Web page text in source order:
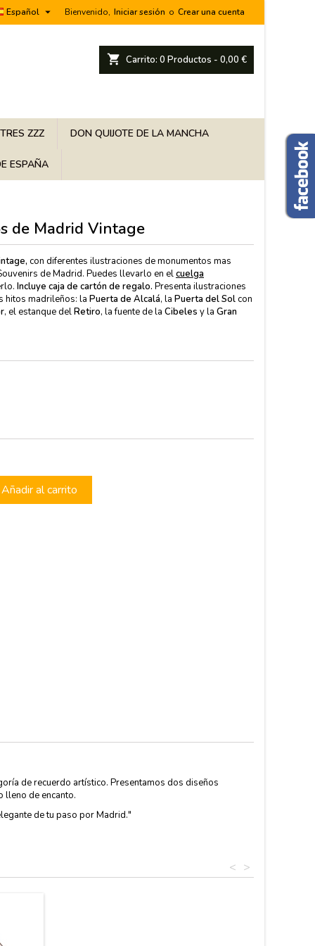
Bienvenido, Iniciar sesión o Crear una cuenta
Español 
shopping_cart Carrito: 0 Productos - 0,00 €
ZZZ DON QUIJOTE DE LA MANCHA
ESPAÑA
de Madrid Vintage
con diferentes ilustraciones de monumentos mas
de Madrid. Puedes llevarlo en elcuelga
Incluye caja de cartón de regalo. Presenta ilustraciones
hitos madrileños: la Puerta de Alcalá, la Puerta del Solcon
, el estanque delRetiro, la fuente de la Cibeles y la Gran
Añadir al carrito
de recuerdo artístico. Presentamos dos diseños
lleno de encanto.
de tu paso por Madrid."
>
<